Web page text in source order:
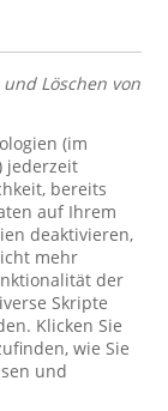
Löschen von
(im
jederzeit
bereits
auf Ihrem
deaktivieren,
mehr
der
Skripte
Klicken Sie
wie Sie
und